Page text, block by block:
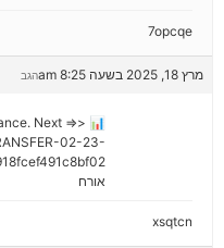
7opcqe
מרץ 18, 2025 בשעה 8:25 am הגב
Next =>>
02-23-
📊
אורח
xsqtcn